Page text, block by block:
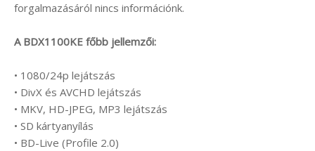
forgalmazásáról nincs információnk.
A BDX1100KE főbb jellemzői:
• 1080/24p lejátszás
• DivX és AVCHD lejátszás
• MKV, HD-JPEG, MP3 lejátszás
• SD kártyanyílás
• BD-Live (Profile 2.0)